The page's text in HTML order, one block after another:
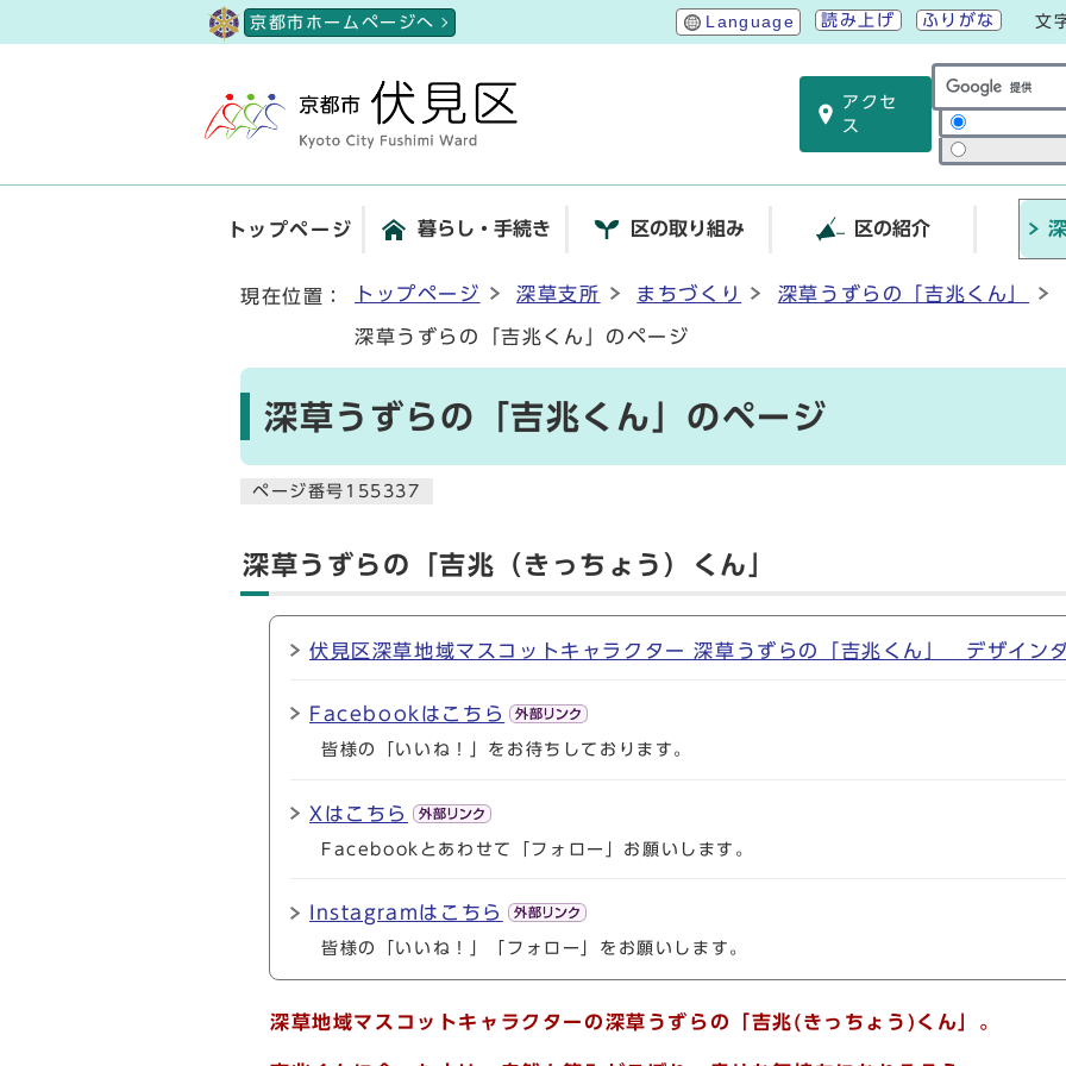
京都市ホームページへ Language 読み上げ ふりがな 文
アクセ
ス
サイト内検索
トップページ 暮らし・手続き 区の取り組み 区の紹介
現在位置： トップページ 深草支所 まちづくり 深草うずらの「吉兆くん」
深草うずらの「吉兆くん」のページ
深草うずらの「吉兆くん」のページ
ページ番号155337
深草うずらの「吉兆（きっちょう）くん」
伏見区深草地域マスコットキャラクター 深草うずらの「吉兆くん」 デザイン
Facebookはこちら
皆様の「いいね！」をお待ちしております。
Xはこちら
Facebookとあわせて「フォロー」お願いします。
Instagramはこちら
皆様の「いいね！」「フォロー」をお願いします。
深草地域マスコットキャラクターの深草うずらの「吉兆(きっちょう)くん」。